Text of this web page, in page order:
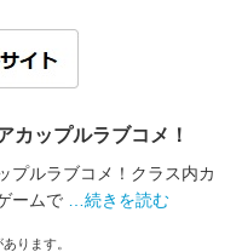
カップルラブコメ！
プルラブコメ！クラス内カ
ームで
…続きを読む
ります。